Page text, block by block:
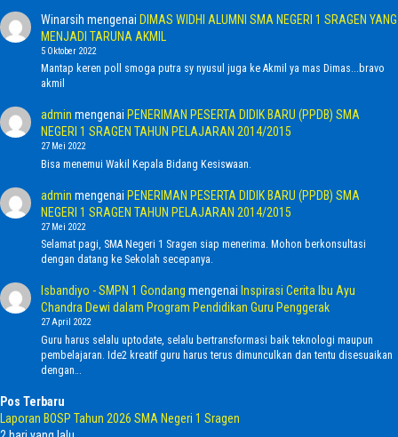
Winarsih mengenai DIMAS WIDHI ALUMNI SMA NEGERI 1 SRAGEN YANG
MENJADI TARUNA AKMIL
5 Oktober 2022
Mantap keren poll smoga putra sy nyusul juga ke Akmil ya mas Dimas...bravo
akmil
admin mengenai PENERIMAN PESERTA DIDIK BARU (PPDB) SMA
NEGERI 1 SRAGEN TAHUN PELAJARAN 2014/2015
27 Mei 2022
Bisa menemui Wakil Kepala Bidang Kesiswaan.
admin mengenai PENERIMAN PESERTA DIDIK BARU (PPDB) SMA
NEGERI 1 SRAGEN TAHUN PELAJARAN 2014/2015
27 Mei 2022
Selamat pagi, SMA Negeri 1 Sragen siap menerima. Mohon berkonsultasi
dengan datang ke Sekolah secepanya.
Isbandiyo - SMPN 1 Gondang mengenai Inspirasi Cerita Ibu Ayu
Chandra Dewi dalam Program Pendidikan Guru Penggerak
27 April 2022
Guru harus selalu uptodate, selalu bertransformasi baik teknologi maupun
pembelajaran. Ide2 kreatif guru harus terus dimunculkan dan tentu disesuaikan
dengan…
Pos Terbaru
Laporan BOSP Tahun 2026 SMA Negeri 1 Sragen